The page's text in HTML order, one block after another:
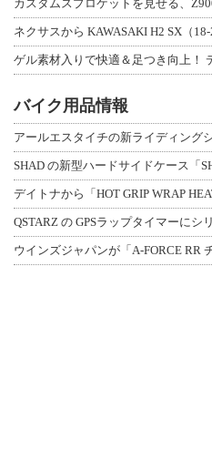
ネクサスから KAWASAKI H2 SX（
バイク用品情報
SHAD の新型ハードサイドケース「
デイトナから「HOT GRIP WRAP
QSTARZ の GPSラップタイマーにシ
ウインズジャパンが「A-FORCE RR